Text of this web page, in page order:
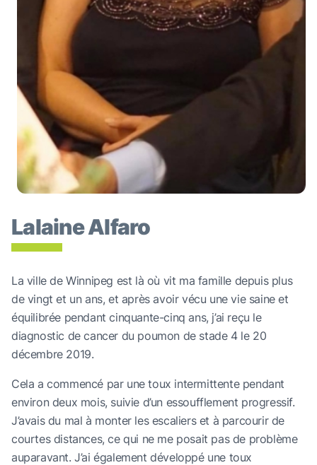
Lalaine Alfaro
La ville de Winnipeg est là où vit ma famille depuis plus
de vingt et un ans, et après avoir vécu une vie saine et
équilibrée pendant cinquante-cinq ans, j’ai reçu le
diagnostic de cancer du poumon de stade 4 le 20
décembre 2019.
Cela a commencé par une toux intermittente pendant
environ deux mois, suivie d’un essoufflement progressif.
J’avais du mal à monter les escaliers et à parcourir de
courtes distances, ce qui ne me posait pas de problème
auparavant. J’ai également développé une toux